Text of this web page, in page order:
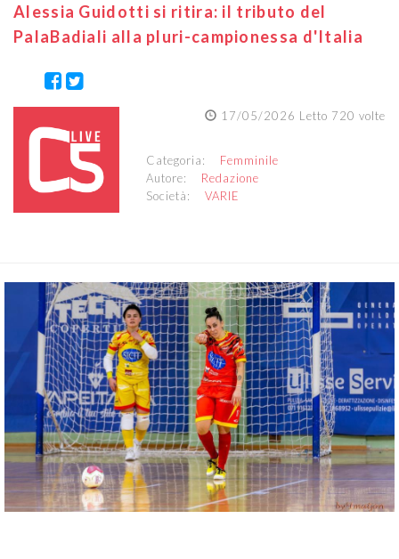
Alessia Guidotti si ritira: il tributo del
PalaBadiali alla pluri-campionessa d'Italia
17/05/2026 Letto 720 volte
Categoria: Femminile
Autore: Redazione
Società:VARIE